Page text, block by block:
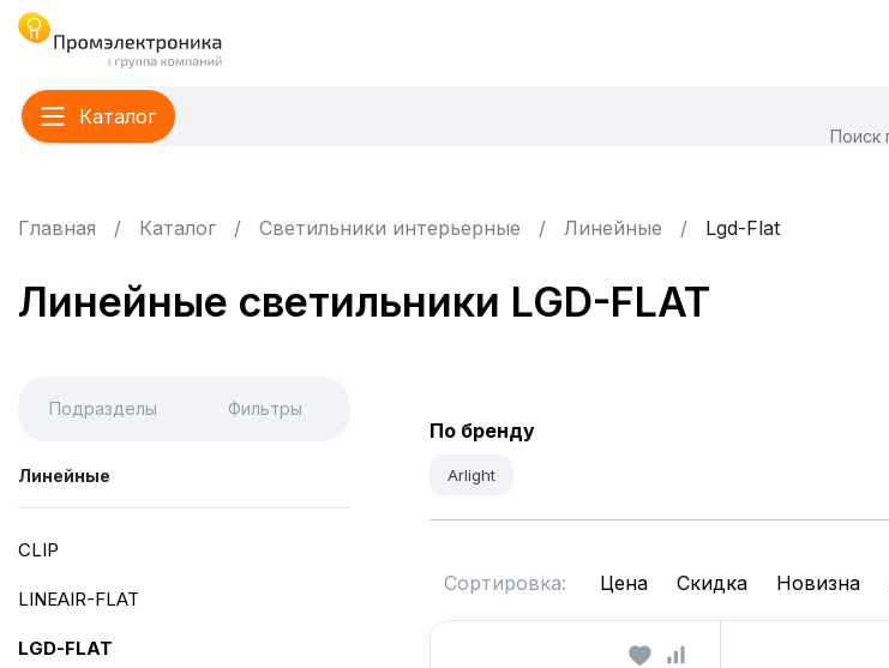
Каталог
Главная Каталог Светильники интерьерные Линейные Lgd-Flat
Линейные светильники LGD-FLAT
Подразделы Фильтры
Линейные
CLIP
LINEAIR-FLAT
LGD-FLAT
По бренду
Arlight
Сортировка: Цена Скидка Новизна